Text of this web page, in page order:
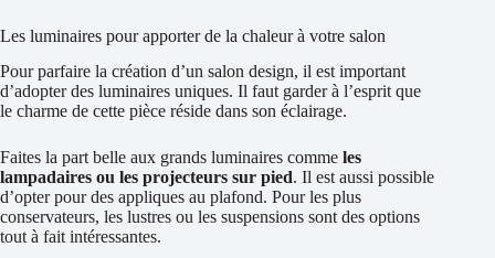
Les luminaires pour apporter de la chaleur à votre salon
Pour parfaire la création d’un salon design, il est important
d’adopter des luminaires uniques. Il faut garder à l’esprit que
le charme de cette pièce réside dans son éclairage.
Faites la part belle aux grands luminaires comme les
lampadaires ou les projecteurs sur pied. Il est aussi possible
d’opter pour des appliques au plafond. Pour les plus
conservateurs, les lustres ou les suspensions sont des options
tout à fait intéressantes.